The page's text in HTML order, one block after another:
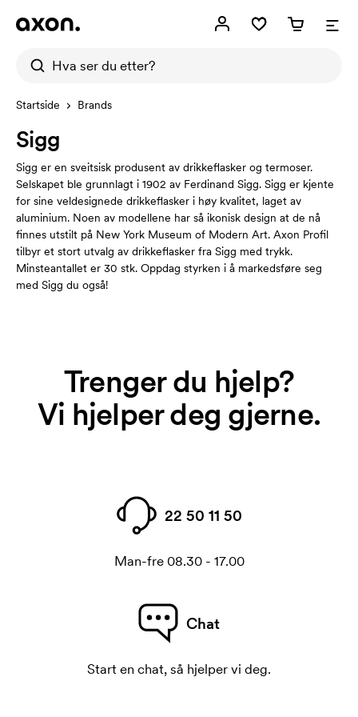
Startside Brands
Sigg
Sigg er en sveitsisk produsent av drikkeflasker og termoser.
Selskapet ble grunnlagt i 1902 av Ferdinand Sigg. Sigg er kjente
for sine veldesignede drikkeflasker i høy kvalitet, laget av
aluminium. Noen av modellene har så ikonisk design at de nå
finnes utstilt på New York Museum of Modern Art. Axon Profil
tilbyr et stort utvalg av drikkeflasker fra Sigg med trykk.
Minsteantallet er 30 stk. Oppdag styrken i å markedsføre seg
med Sigg du også!
Trenger du hjelp?
Vi hjelper deg gjerne.
22 50 11 50
Man-fre 08.30 - 17.00
Chat
Start en chat, så hjelper vi deg.